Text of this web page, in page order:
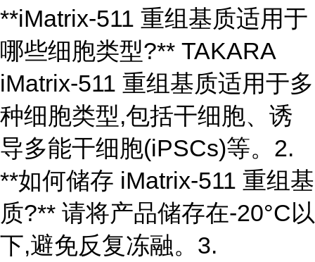
**iMatrix-511 重组基质适用于
哪些细胞类型?** TAKARA
iMatrix-511 重组基质适用于多
种细胞类型,包括干细胞、诱
导多能干细胞(iPSCs)等。2.
**如何储存 iMatrix-511 重组基
质?** 请将产品储存在-20°C以
下,避免反复冻融。3.